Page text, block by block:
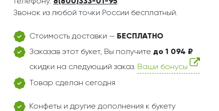
Звонок из любой точки России бесплатный.
Стоимость доставки — БЕСПЛАТНО
Заказав этот букет, Вы получите до 1 094 ₽
скидки на следующий заказ. Ваши бонусы
Товар сделан сегодня
Конфеты и другие дополнения к букету